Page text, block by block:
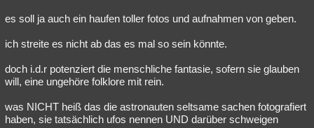
es soll ja auch ein haufen toller fotos und aufnahmen von geben.
ich streite es nicht ab das es mal so sein könnte.
doch i.d.r potenziert die menschliche fantasie, sofern sie glauben
will, eine ungehöre folklore mit rein.
was NICHT heiß das die astronauten seltsame sachen fotografiert
haben, sie tatsächlich ufos nennen UND darüber schweigen